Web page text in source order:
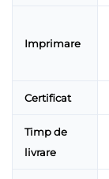
Imprimare
Certificat
Timp de
livrare